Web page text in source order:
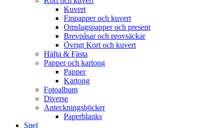
Kuvert
Finpapper och kuvert
Omslagspapper och present
Brevpåsar och provsäckar
Övrigt Kort och kuvert
Häfta & Fästa
Papper och kartong
Papper
Kartong
Fotoalbum
Diverse
Anteckningsböcker
Paperblanks
Spel